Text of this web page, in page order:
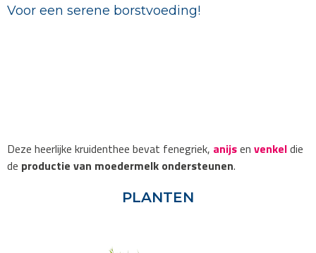
Voor een serene borstvoeding!
Deze heerlijke kruidenthee bevat fenegriek, anijsen venkeldie
de productie van moedermelk ondersteunen.
PLANTEN